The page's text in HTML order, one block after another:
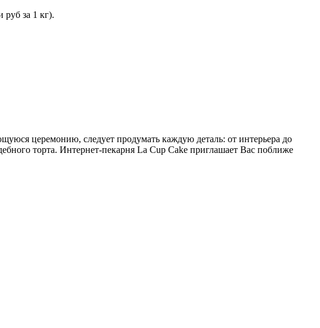
руб за 1 кг).
церемонию, следует продумать каждую деталь: от интерьера до
торта. Интернет-пекарня La Cup Cake приглашает Вас поближе